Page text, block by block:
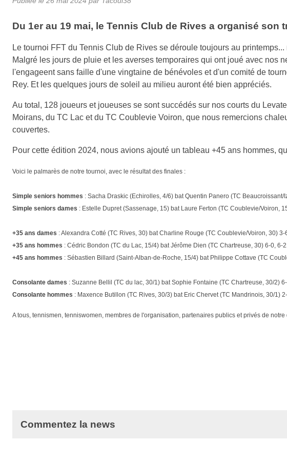
Du 1er au 19 mai, le Tennis Club de Rives a organisé
Le tournoi FFT du Tennis Club de Rives se déroule toujours au
Malgré les jours de pluie et les averses temporaires qui ont joué avec nos
l'engageent sans faille d'une vingtaine de bénévoles et d'un comité de
Rey. Et les quelques jours de soleil au milieu auront été bien appréciés.
Au total, 128 joueurs et joueuses se sont succédés sur nos courts du
Moirans, du TC Lac et du TC Coublevie Voiron, que nous remercions
couvertes.
Pour cette édition 2024, nous avions ajouté un tableau +45 ans hommes,
Voici le palmarès de notre tournoi, avec le résultat des finales :
Simple seniors hommes : Sacha Draskic (Echirolles, 4/6) bat Quentin Panero (TC Beaucroissant/
Simple seniors dames : Estelle Dupret (Sassenage, 15) bat Laure Ferton (TC Coublevie/Voiron,
+35 ans dames : Alexandra Cotté (TC Rives, 30) bat Charline Rouge (TC Coublevie/Voiron, 30) 3-
+35 ans hommes : Cédric Bondon (TC du Lac, 15/4) bat Jérôme Dien (TC Chartreuse, 30) 6-0, 6-2.
+45 ans hommes : Sébastien Billard (Saint-Alban-de-Roche, 15/4) bat Philippe Cottave (TC
Consolante dames : Suzanne Bellil (TC du lac, 30/1) bat Sophie Fontaine (TC Chartreuse, 30/2)
Consolante hommes : Maxence Butillon (TC Rives, 30/3) bat Eric Chervet (TC Mandrinois, 30/1)
A tous, tennismen, tenniswomen, membres de l'organisation, partenaires publics et privés de
Commentez la news